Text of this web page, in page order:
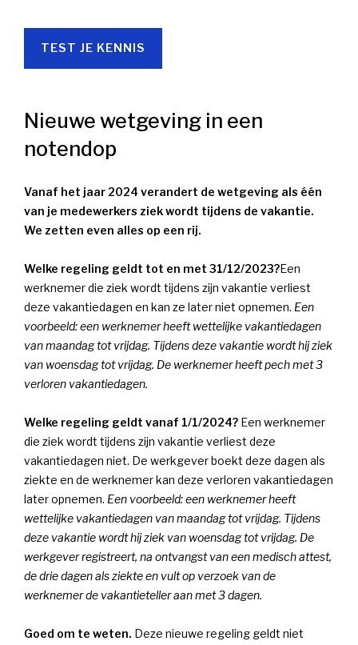
TEST JE KENNIS
Nieuwe wetgeving in een
notendop
Vanaf het jaar 2024 verandert de wetgeving als één
van je medewerkers ziek wordt tijdens de vakantie.
We zetten even alles op een rij.
Welke regeling geldt tot en met 31/12/2023?Een
werknemer die ziek wordt tijdens zijn vakantie verliest
deze vakantiedagen en kan ze later niet opnemen. Een
voorbeeld:een werknemer heeft wettelijke vakantiedagen
van maandag tot vrijdag. Tijdensdeze vakantie wordt hij ziek
van woensdag tot vrijdag. De werknemer heeft pech met 3
verloren vakantiedagen.
Welke regeling geldt vanaf 1/1/2024? Een werknemer
die ziek wordt tijdens zijn vakantie verliest deze
vakantiedagen niet. De werkgever boekt deze dagen als
ziekte en de werknemer kan deze verloren vakantiedagen
later opnemen. Een voorbeeld:een werknemer heeft
wettelijke vakantiedagen van maandag tot vrijdag. Tijdens
deze vakantie wordt hij ziek van woensdag tot vrijdag. De
werkgever registreert, na ontvangst van een medisch attest,
de drie dagen als ziekte en vult op verzoek van de
werknemer de vakantieteller aan met 3 dagen.
Goed om te weten. Deze nieuwe regeling geldt niet